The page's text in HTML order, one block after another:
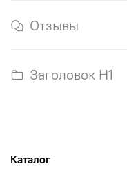
Отзывы
Заголовок H1
Каталог